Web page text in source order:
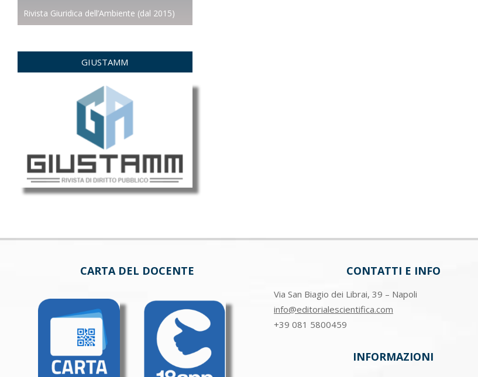
Rivista Giuridica dell’Ambiente (dal 2015)
GIUSTAMM
CARTA DEL DOCENTE CONTATTI E INFO
Via San Biagio dei Librai, 39 – Napoli
info@editorialescientifica.com
+39 081 5800459
INFORMAZIONI